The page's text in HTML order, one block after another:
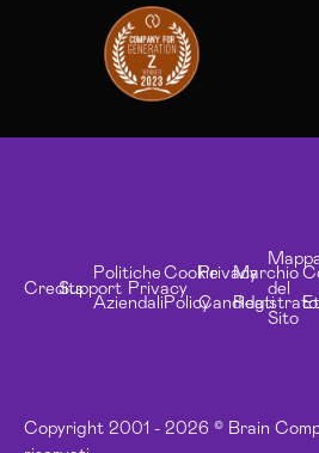
Copyright 2001 - 2026 © Brain
CreditsSupport
Politiche
Aziendali
Privacy
Cookie
Policy
Privacy
Candidati
Marchio
Registrato
del
Sito